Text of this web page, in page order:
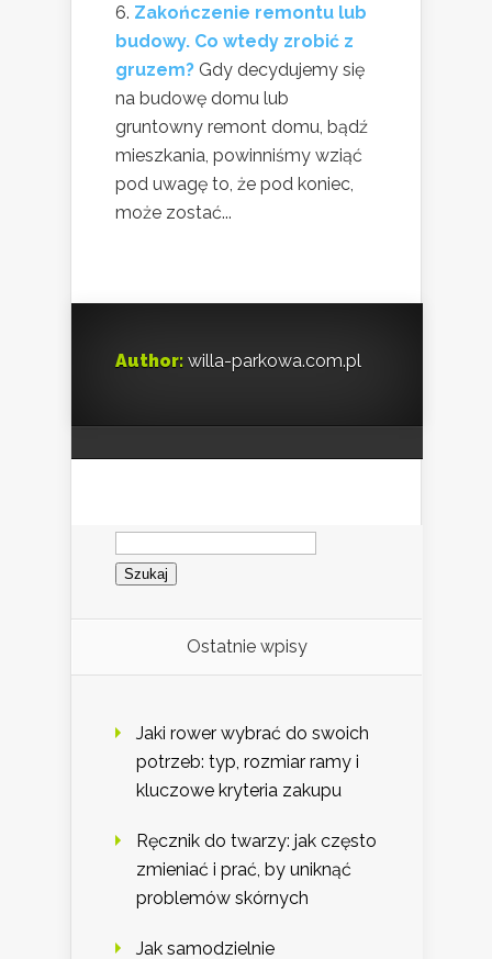
Zakończenie remontu lub
budowy. Co wtedy zrobić z
gruzem? Gdy decydujemy się
na budowę domu lub
gruntowny remont domu, bądź
mieszkania, powinniśmy wziąć
pod uwagę to, że pod koniec,
może zostać...
Author: willa-parkowa.com.pl
Szukaj:
Ostatnie wpisy
Jaki rower wybrać do swoich
potrzeb: typ, rozmiar ramy i
kluczowe kryteria zakupu
Ręcznik do twarzy: jak często
zmieniać i prać, by uniknąć
problemów skórnych
Jak samodzielnie